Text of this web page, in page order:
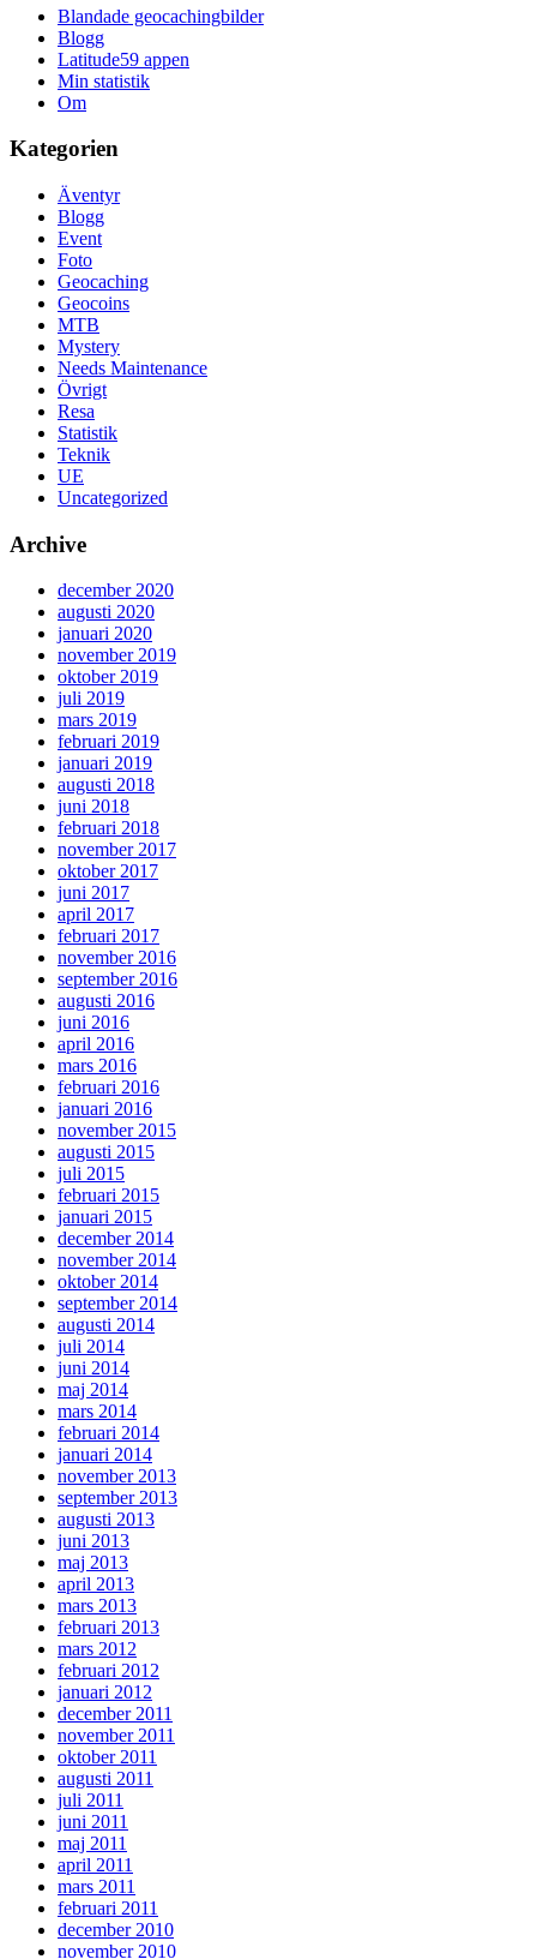
Blandade geocachingbilder
Blogg
Latitude59 appen
Min statistik
Om
Kategorien
Äventyr
Blogg
Event
Foto
Geocaching
Geocoins
MTB
Mystery
Needs Maintenance
Övrigt
Resa
Statistik
Teknik
UE
Uncategorized
Archive
december 2020
augusti 2020
januari 2020
november 2019
oktober 2019
juli 2019
mars 2019
februari 2019
januari 2019
augusti 2018
juni 2018
februari 2018
november 2017
oktober 2017
juni 2017
april 2017
februari 2017
november 2016
september 2016
augusti 2016
juni 2016
april 2016
mars 2016
februari 2016
januari 2016
november 2015
augusti 2015
juli 2015
februari 2015
januari 2015
december 2014
november 2014
oktober 2014
september 2014
augusti 2014
juli 2014
juni 2014
maj 2014
mars 2014
februari 2014
januari 2014
november 2013
september 2013
augusti 2013
juni 2013
maj 2013
april 2013
mars 2013
februari 2013
mars 2012
februari 2012
januari 2012
december 2011
november 2011
oktober 2011
augusti 2011
juli 2011
juni 2011
maj 2011
april 2011
mars 2011
februari 2011
december 2010
november 2010